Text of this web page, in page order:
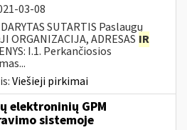
03-08
SUTARTIS Paslaugų
ORGANIZACIJA, ADRESAS IR
I.1. Perkančiosios
Viešieji pirkimai
elektroninių GPM
sistemoje